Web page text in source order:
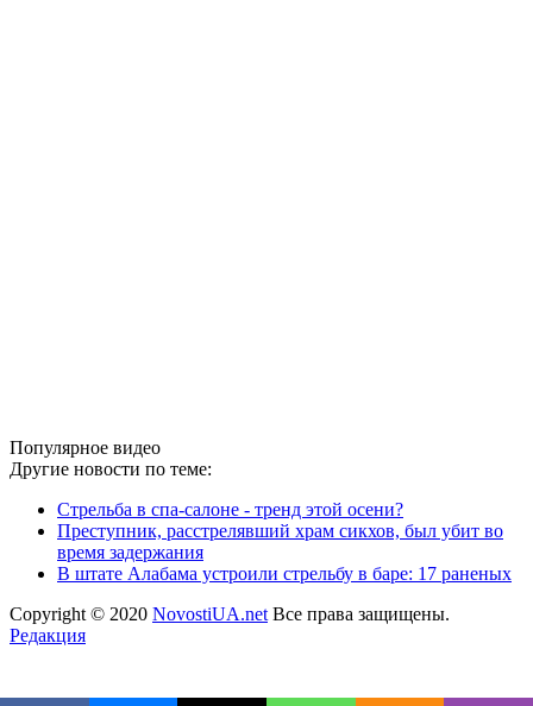
Популярное видео
Другие новости по теме:
Стрельба в спа-салоне - тренд этой осени?
Преступник, расстрелявший храм сикхов, был убит во
время задержания
В штате Алабама устроили стрельбу в баре: 17 раненых
Copyright © 2020 NovostiUA.net Все права защищены.
Редакция